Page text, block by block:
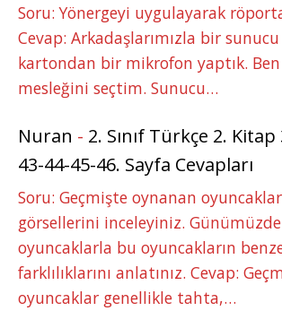
Soru: Yönergeyi uygulayarak
Cevap: Arkadaşlarımızla bir
kartondan bir mikrofon yaptık. Ben
mesleğini seçtim. Sunucu…
Nuran - 2. Sınıf Türkçe 2.
43-44-45-46. Sayfa Cevapları
Soru: Geçmişte oynanan
görsellerini inceleyiniz.
oyuncaklarla bu oyuncakların
farklılıklarını anlatınız. Cevap:
oyuncaklar genellikle tahta,…